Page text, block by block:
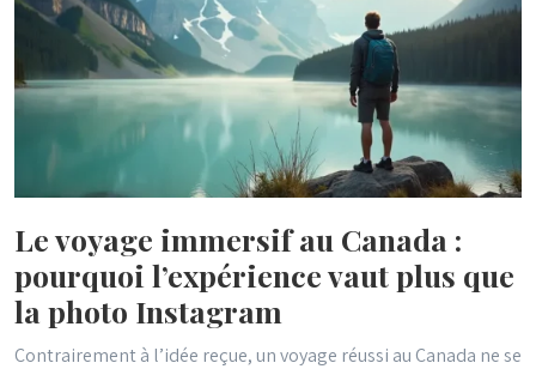
Le voyage immersif au Canada :
pourquoi l’expérience vaut plus que
la photo Instagram
Contrairement à l’idée reçue, un voyage réussi au Canada ne se